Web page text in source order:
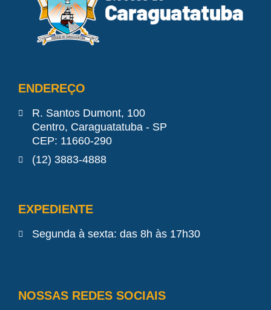
ENDEREÇO
R. Santos Dumont, 100
Centro, Caraguatatuba - SP
CEP: 11660-290
(12) 3883-4888
EXPEDIENTE
Segunda à sexta: das 8h às 17h30
NOSSAS REDES SOCIAIS